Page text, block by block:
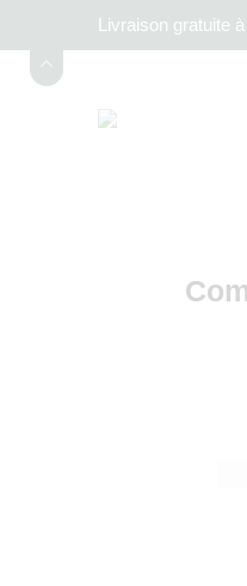
Livraison gratuite